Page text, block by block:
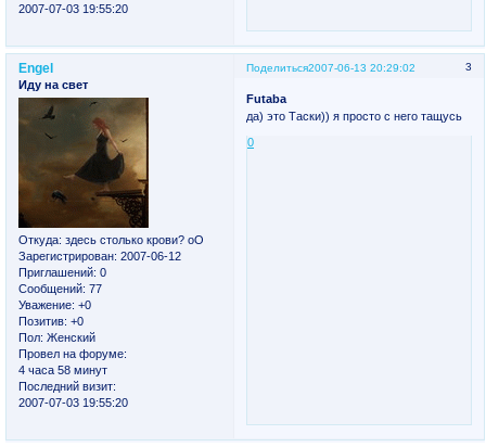
2007-07-03 19:55:20
Поделиться 3
2007-06-13 20:29:02
Engel
Иду на свет
Откуда: здесь столько крови? оО
Зарегистрирован: 2007-06-12
Приглашений: 0
Сообщений: 77
Уважение: +0
Позитив: +0
Пол: Женский
Провел на форуме:
4 часа 58 минут
Последний визит:
2007-07-03 19:55:20
Futaba
да) это Таски)) я просто с него тащусь
0